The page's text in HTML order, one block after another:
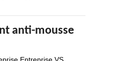
anti-mousse
Entreprise VS